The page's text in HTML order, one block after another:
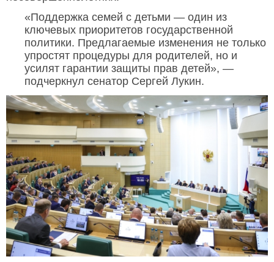
«Поддержка семей с детьми — один из
ключевых приоритетов государственной
политики. Предлагаемые изменения не только
упростят процедуры для родителей, но и
усилят гарантии защиты прав детей», —
подчеркнул сенатор Сергей Лукин.